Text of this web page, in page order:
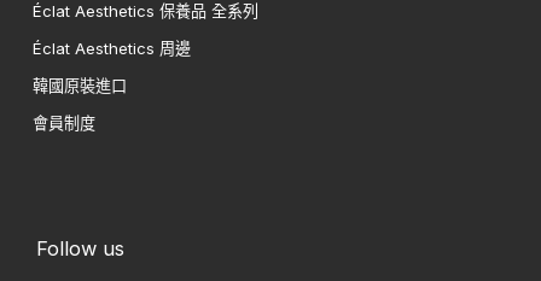
Éclat Aesthetics 保養品 全系列
Éclat Aesthetics 周邊
韓國原裝進口
會員制度
Follow us